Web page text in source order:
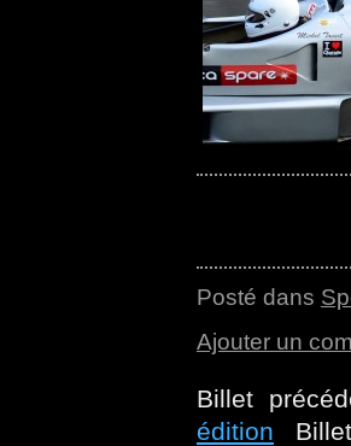
Posté dans
Ajouter un
Billet
édition